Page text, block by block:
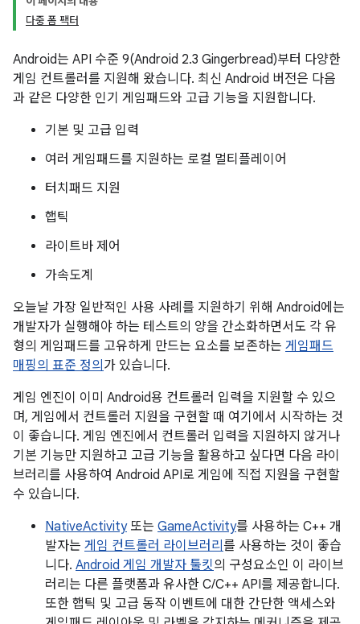
다중 폼 팩터
Android는 API 수준 9(Android 2.3 Gingerbread)부터 다양한
게임 컨트롤러를 지원해 왔습니다. 최신 Android 버전은 다음
과 같은 다양한 인기 게임패드와 고급 기능을 지원합니다.
기본 및 고급 입력
여러 게임패드를 지원하는 로컬 멀티플레이어
터치패드 지원
햅틱
라이트바 제어
가속도계
오늘날 가장 일반적인 사용 사례를 지원하기 위해 Android에는
개발자가 실행해야 하는 테스트의 양을 간소화하면서도 각 유
형의 게임패드를 고유하게 만드는 요소를 보존하는 게임패드
매핑의 표준 정의 가 있습니다.
게임 엔진이 이미 Android용 컨트롤러 입력을 지원할 수 있으
며, 게임에서 컨트롤러 지원을 구현할 때 여기에서 시작하는 것
이 좋습니다. 게임 엔진에서 컨트롤러 입력을 지원하지 않거나
기본 기능만 지원하고 고급 기능을 활용하고 싶다면 다음 라이
브러리를 사용하여 Android API로 게임에 직접 지원을 구현할
수 있습니다.
NativeActivity또는 GameActivity를 사용하는 C++ 개
발자는 게임 컨트롤러 라이브러리 를 사용하는 것이 좋습
니다. Android 게임 개발자 툴킷의 구성요소인 이 라이브
러리는 다른 플랫폼과 유사한 C/C++ API를 제공합니다.
또한 햅틱 및 고급 동작 이벤트에 대한 간단한 액세스와